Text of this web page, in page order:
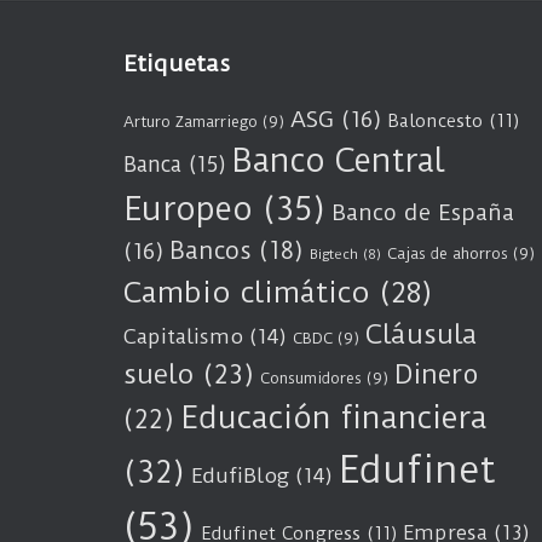
Etiquetas
Arturo Zamarriego (9) ASG (16) Baloncesto (11)
Banca (15) Banco Central
Europeo (35) Banco de España
(16) Bancos (18) Bigtech (8) Cajas de ahorros (9)
Cambio climático (28)
Capitalismo (14) CBDC (9) Cláusula
suelo (23) Consumidores (9) Dinero
(22) Educación financiera
(32) EdufiBlog (14) Edufinet
(53) Edufinet Congress (11) Empresa (13)